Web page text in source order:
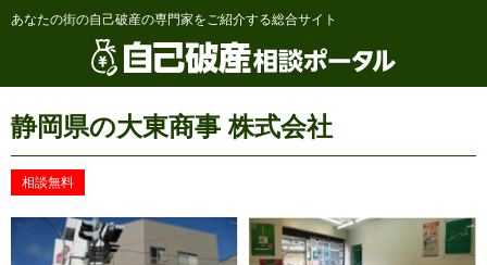
あなたの街の自己破産の専門家をご紹介する総合サイト
静岡県の大東商事 株式会社
相談無料